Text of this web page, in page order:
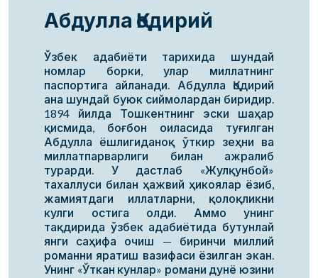
Абдулла Қодирий
Ўзбек адабиёти тарихида шундай
номлар борки, улар миллатнинг
паспортига айланади. Абдулла Қодирий
ана шундай буюк сиймолардан биридир.
1894 йилда Тошкентнинг эски шаҳар
қисмида, боғбон оиласида туғилган
Абдулла ёшлигиданоқ ўткир зеҳни ва
миллатпарварлиги билан ажралиб
турарди. У дастлаб «Жулқунбой»
тахаллуси билан ҳажвий ҳикоялар ёзиб,
жамиятдаги иллатларни, қолоқликни
кулги остига олди. Аммо унинг
тақдирида ўзбек адабиётида бутунлай
янги саҳифа очиш — биринчи миллий
романни яратиш вазифаси ёзилган экан.
Унинг «Ўткан кунлар» романи дунё юзини